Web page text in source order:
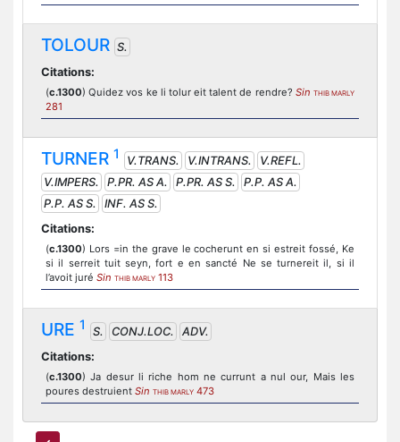
TOLOUR S.
Citations:
(c.1300) Quidez vos ke li tolur eit talent de rendre? Sin THIB MARLY
281
TURNER 1 V.TRANS. V.INTRANS.
V.REFL.
V.IMPERS.
P.PR. AS A. P.PR. AS S.
P.P. AS A.
P.P. AS S.
INF. AS S.
Citations:
(c.1300) Lors =in the grave le cocherunt en si estreit fossé, Ke
si il serreit tuit seyn, fort e en sancté Ne se turnereit il, si il
l’avoit juré Sin THIB MARLY 113
URE 1 S. CONJ.LOC.
ADV.
Citations:
(c.1300) Ja desur li riche hom ne currunt a nul our, Mais les
poures destruient Sin THIB MARLY 473